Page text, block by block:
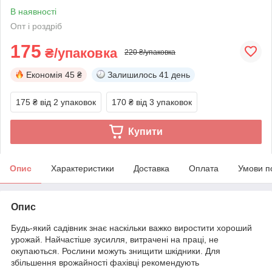
В наявності
Опт і роздріб
175 ₴/упаковка 220 ₴/упаковка
Економія 45 ₴ Залишилось 41 день
175 ₴ від 2 упаковок 170 ₴ від 3 упаковок
Купити
Опис Характеристики Доставка Оплата Умови
Опис
Будь-який садівник знає наскільки важко виростити хороший
урожай. Найчастіше зусилля, витрачені на праці, не
окупаються. Рослини можуть знищити шкідники. Для
збільшення врожайності фахівці рекомендують